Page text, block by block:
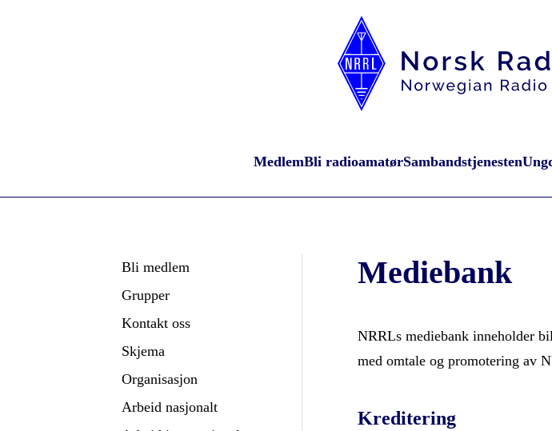
MedlemBli radioamatørSambandstjenesten
Mediebank
NRRLs mediebank inneholder
med omtale og promotering av
Kreditering
Bli medlem
Grupper
Kontakt oss
Skjema
Organisasjon
Arbeid nasjonalt